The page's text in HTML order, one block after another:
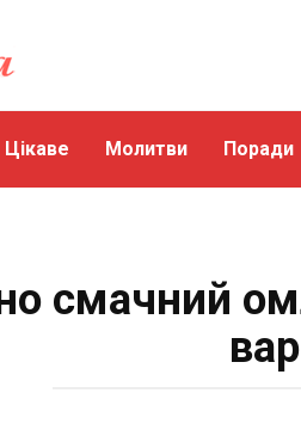
Цікаве Молитви Поради
смачний